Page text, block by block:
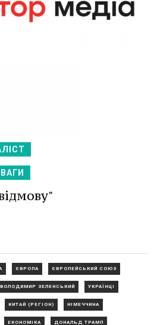
ЄВРОПА ЄВРОПЕЙСЬКИЙ СОЮЗ
ВОЛОДИМИР ЗЕЛЕНСЬКИЙ УКРАЇНЦІ
КИТАЙ (РЕГІОН) НІМЕЧЧИНА
ЕКОНОМІКА ДОНАЛЬД ТРАМП